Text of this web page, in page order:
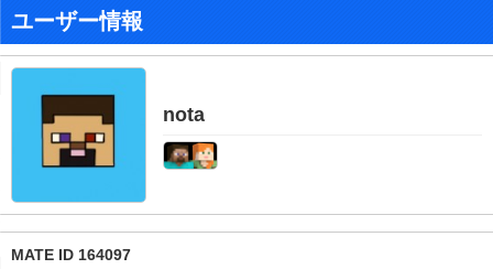
ユーザー情報
nota
MATE ID 164097